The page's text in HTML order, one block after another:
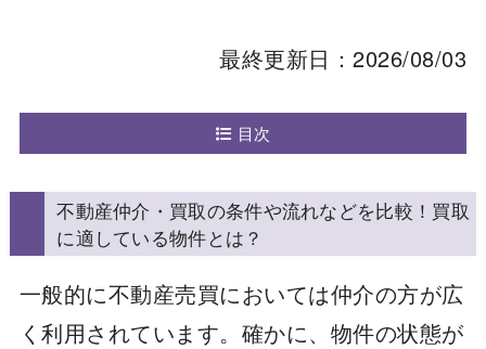
最終更新日：2026/08/03
目次
不動産仲介・買取の条件や流れなどを比較！買取
に適している物件とは？
一般的に不動産売買においては仲介の方が広
く利用されています。確かに、物件の状態が